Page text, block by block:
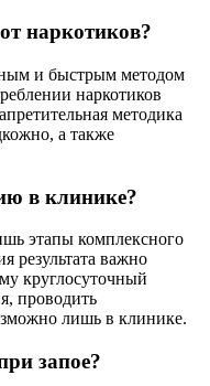
наркотиков?
и быстрым методом
наркотиков
методика
а также
в клинике?
этапы комплексного
результата важно
круглосуточный
проводить
лишь в клинике.
запое?